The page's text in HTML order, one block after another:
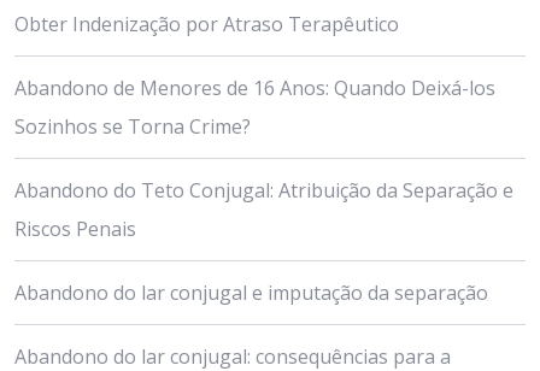
Obter Indenização por Atraso Terapêutico
Abandono de Menores de 16 Anos: Quando Deixá-los
Sozinhos se Torna Crime?
Abandono do Teto Conjugal: Atribuição da Separação e
Riscos Penais
Abandono do lar conjugal e imputação da separação
Abandono do lar conjugal: consequências para a